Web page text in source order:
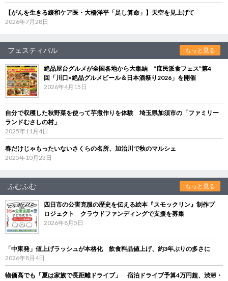
【がんを生きる緩和ケア医・大橋洋平「足し算命」】天空を見上げて
2026年7月28日
フェスティバル もっと見る
絶品屋台グルメが全国各地から大集結 “庶民派食フェス”第4
回「川口×絶品グルメビール＆日本酒祭り2026」を開催
2026年4月15日
自分で収穫した秋野菜を使って芋煮作りを体験 埼玉県加須市の「ファミリー
ランドむさしの村」
2025年11月4日
春だけじゃもったいないさくらの名所、加治川で秋のマルシェ
2025年10月23日
ふむふむ もっと見る
四日市の公害克服の歴史を伝える絵本『スモックリン』制作プ
ロジェクト クラウドファンディングで支援を募集
2026年8月5日
「中東発」値上げラッシュが本格化 飲食料品値上げ、約3年ぶりの多さに
2026年8月4日
物価高でも「夏は家族で長距離ドライブ」 宿泊ドライブ予算4万円超、渋滞・